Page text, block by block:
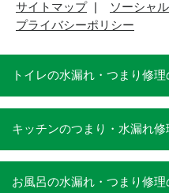
サイトマップ
ソーシャ
プライバシーポリシー
トイレの水漏れ・つまり修
キッチンのつまり・水漏れ
お風呂の水漏れ・つまり修